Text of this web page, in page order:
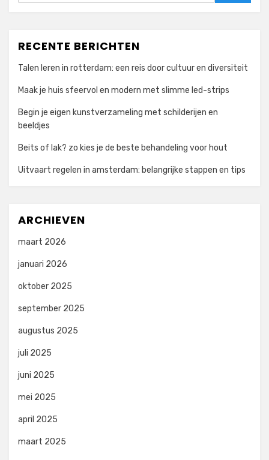
RECENTE BERICHTEN
Talen leren in rotterdam: een reis door cultuur en diversiteit
Maak je huis sfeervol en modern met slimme led-strips
Begin je eigen kunstverzameling met schilderijen en
beeldjes
Beits of lak? zo kies je de beste behandeling voor hout
Uitvaart regelen in amsterdam: belangrijke stappen en tips
ARCHIEVEN
maart 2026
januari 2026
oktober 2025
september 2025
augustus 2025
juli 2025
juni 2025
mei 2025
april 2025
maart 2025